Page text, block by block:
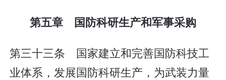
第五章 国防科研生产和军事采购
第三十三条 国家建立和完善国防科技工
业体系，发展国防科研生产，为武装力量